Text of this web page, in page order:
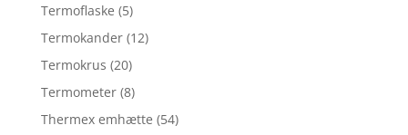
Termoflaske (5)
Termokander (12)
Termokrus (20)
Termometer (8)
Thermex emhætte (54)